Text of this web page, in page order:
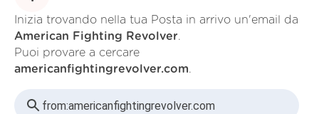
Inizia trovando nella tua Posta in arrivo un'email da
American Fighting Revolver.
Puoi provare a cercare
americanfightingrevolver.com.
from:americanfightingrevolver.com